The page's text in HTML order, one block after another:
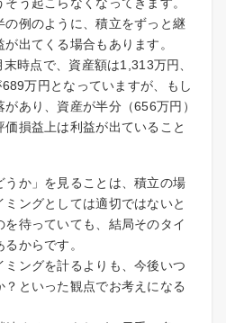
例のように、積立をずっと継
出てくる場合もあります。
時点で、資産額は1,313万円、
万円となっていますが、もし
あり、資産が半分（656万円）
損益上は利益が出ていること
うか」を見ることは、積立の場
ングとしては適切ではないと
待っていても、結局そのタイ
からです。
ングを計るよりも、今後いつ
？といった観点でお考えになる